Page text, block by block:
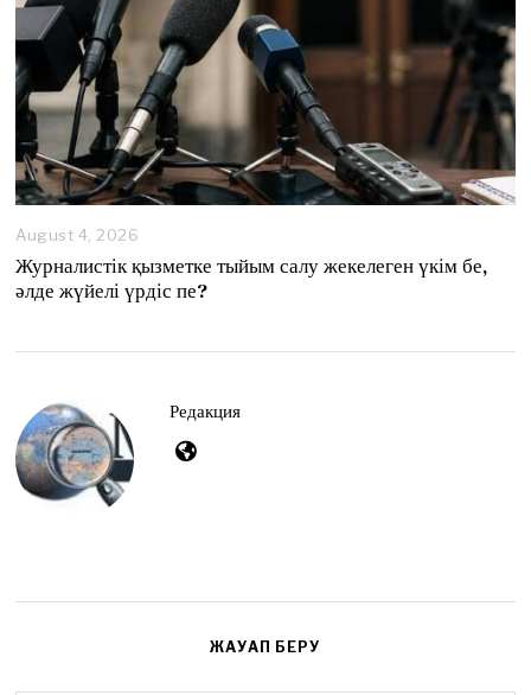
August 4, 2026
g
u
Журналистік қызметке тыйым салу жекелеген үкім бе,
әлде жүйелі үрдіс пе?
Редакция
ЖАУАП БЕРУ